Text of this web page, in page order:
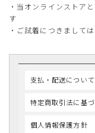
・当オンラインストア
す
・ご試着につきまして
支払・配送について
特定商取引法に基
個人情報保護方針